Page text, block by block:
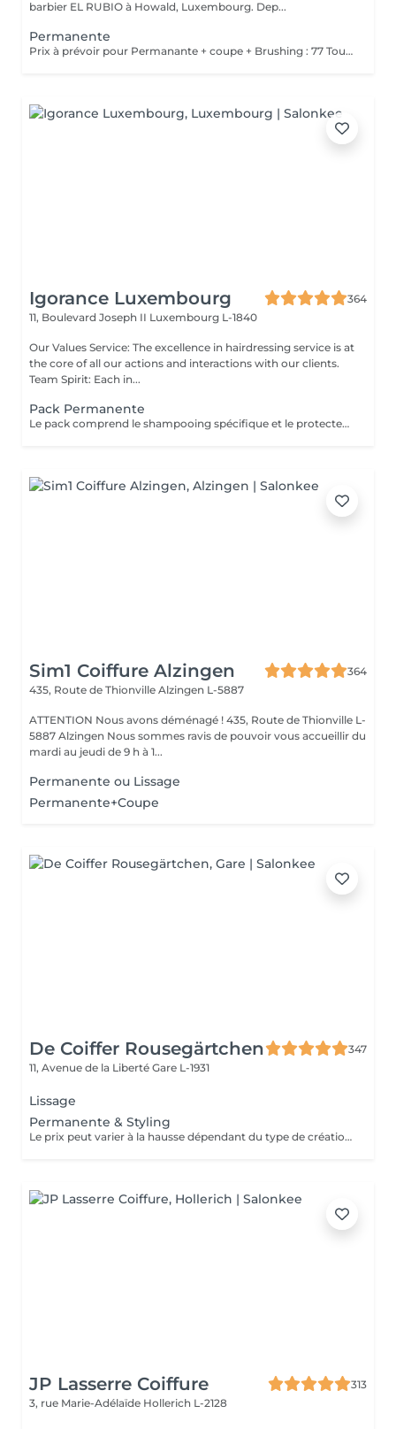
barbier EL RUBIO à Howald, Luxembourg. Dep...
Permanente
Prix à prévoir pour Permanante + coupe + Brushing : 77 Tous ces produits sont compris dans le prix : Mousse, Laque, Gel, Soin démêlant, Shampoing spécifique. Tous les produits que nous utilisons sont des produits de qualité professionnelle.
Igorance Luxembourg
364
11, Boulevard Joseph II Luxembourg L-1840
Our Values Service: The excellence in hairdressing service is at
the core of all our actions and interactions with our clients.
Team Spirit: Each in...
Pack Permanente
Le pack comprend le shampooing spécifique et le protecteur REDKEN , la permanente avec les produits LOREAL PROFESSIONNEL , le conditionneur REDKEN , le séchage et les produits de styling REDKEN Option Coupe : la coupe IGORANCE (finition sur cheveux secs), le séchage et les produits de styling REDKEN. * Tarifs à titre indicatifs à confirmer après la consultation personnalisée établit auprès de votre coiffeur/stylist/spécialiste * La direction se réserve le droit d’apporter des modifications pour le bon fonctionnement du salon
Sim1 Coiffure Alzingen
364
435, Route de Thionville Alzingen L-5887
ATTENTION Nous avons déménagé ! 435, Route de Thionville L-
5887 Alzingen Nous sommes ravis de pouvoir vous accueillir du
mardi au jeudi de 9 h à 1...
Permanente ou Lissage
Permanente+Coupe
De Coiffer Rousegärtchen
347
11, Avenue de la Liberté Gare L-1931
Lissage
Permanente & Styling
Le prix peut varier à la hausse dépendant du type de création finalement réalisée.
JP Lasserre Coiffure
313
3, rue Marie-Adélaïde Hollerich L-2128